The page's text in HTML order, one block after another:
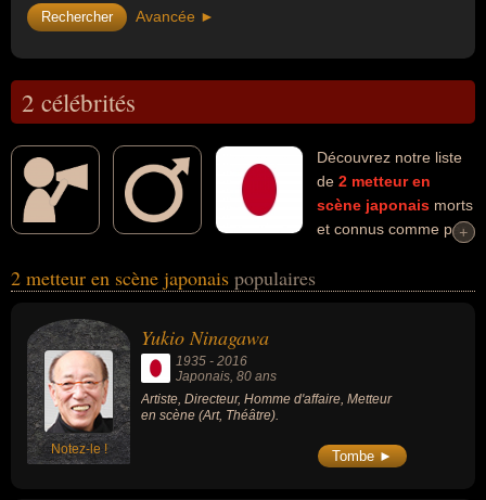
Avancée ►
2 célébrités
Découvrez notre liste
de 2 metteur en
scène japonais morts
et connus comme par
(de sexe masculin) peuvent avoir des liens variés dans les
célébrités peuvent également avoir été artiste, directeur, homme
d'affaire, cinéaste, critique, critique de cinéma, documentariste ou
journaliste.
+
+
2 metteur en scène japonais populaires
Notez-le !
Yukio Ninagawa
1935 - 2016
Japonais, 80 ans
Artiste, Directeur, Homme d'affaire, Metteur
en scène (Art, Théâtre).
Tombe ►